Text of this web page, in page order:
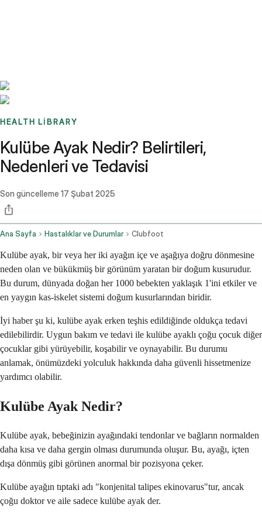
HEALTH LIBRARY
Kulübe Ayak Nedir? Belirtileri,
Nedenleri ve Tedavisi
Son güncelleme 17 Şubat 2025
Ana Sayfa Hastalıklar ve Durumlar Clubfoot
Kulübe ayak, bir veya her iki ayağın içe ve aşağıya doğru dönmesine
neden olan ve bükükmüş bir görünüm yaratan bir doğum kusurudur.
Bu durum, dünyada doğan her 1000 bebekten yaklaşık 1'ini etkiler ve
en yaygın kas-iskelet sistemi doğum kusurlarından biridir.
İyi haber şu ki, kulübe ayak erken teşhis edildiğinde oldukça tedavi
edilebilirdir. Uygun bakım ve tedavi ile kulübe ayaklı çoğu çocuk diğer
çocuklar gibi yürüyebilir, koşabilir ve oynayabilir. Bu durumu
anlamak, önümüzdeki yolculuk hakkında daha güvenli hissetmenize
yardımcı olabilir.
Kulübe Ayak Nedir?
Kulübe ayak, bebeğinizin ayağındaki tendonlar ve bağların normalden
daha kısa ve daha gergin olması durumunda oluşur. Bu, ayağı, içten
dışa dönmüş gibi görünen anormal bir pozisyona çeker.
Kulübe ayağın tıptaki adı "konjenital talipes ekinovarus"tur, ancak
çoğu doktor ve aile sadece kulübe ayak der.